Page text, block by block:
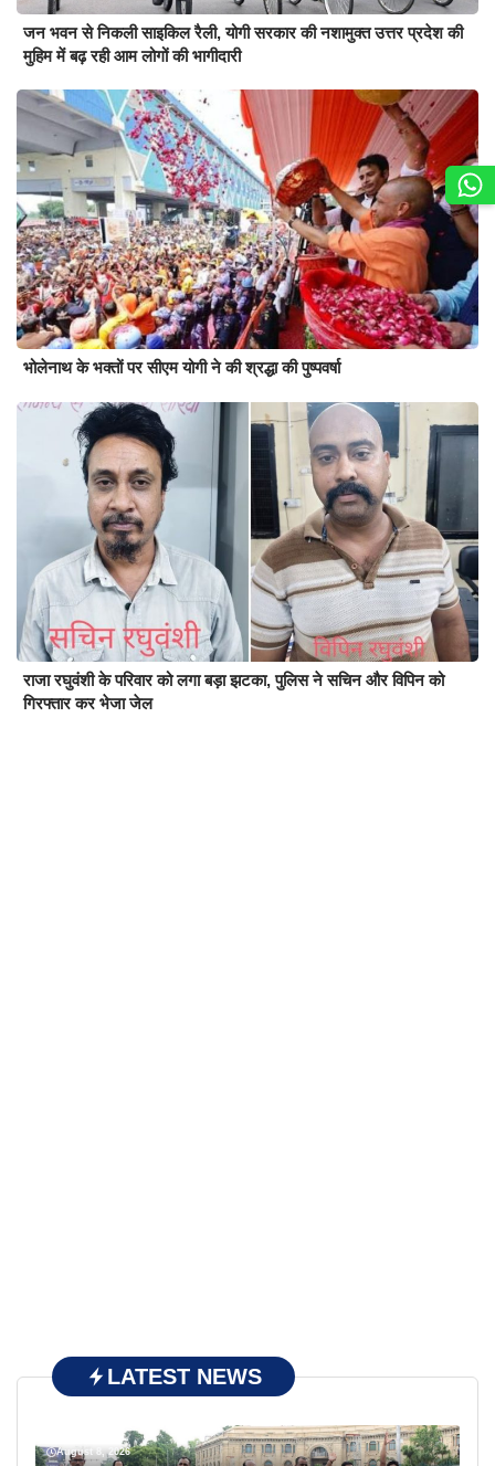
जन भवन से निकली साइकिल रैली, योगी सरकार की नशामुक्त उत्तर प्रदेश की
मुहिम में बढ़ रही आम लोगों की भागीदारी
भोलेनाथ के भक्तों पर सीएम योगी ने की श्रद्धा की पुष्पवर्षा
राजा रघुवंशी के परिवार को लगा बड़ा झटका, पुलिस ने सचिन और विपिन को
गिरफ्तार कर भेजा जेल
LATEST NEWS
August 8, 2026